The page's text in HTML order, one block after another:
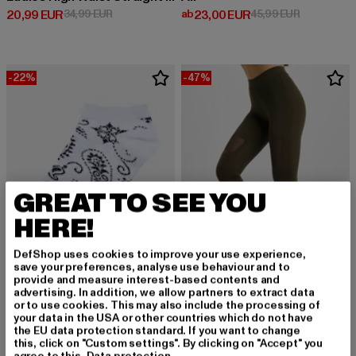
20,99 EUR
Derzeitiger Preis: 20,99 EUR
34,99 EURAktionspreis: 34,99 EUR
ab23,00 EUR
Derzeitiger Preis: ab 23,00 EUR
45,99 EUR
-22%
URBAN CLASSICS
Bandana Pattern No Show
14,03 EUR
Derzeitiger Preis: 14,03 EUR
17,99 EURAktionspreis: 17,99 EUR
-47%
URBAN CLASSICS
Tech Mesh
15,89 EUR
Derzeitiger Preis: 15,89 EUR
29,99 EURAktionspreis:
GREAT TO SEE YOU
HERE!
DefShop uses cookies to improve your use experience,
save your preferences, analyse use behaviour and to
provide and measure interest-based contents and
advertising. In addition, we allow partners to extract data
or to use cookies. This may also include the processing of
your data in the USA or other countries which do not have
the EU data protection standard. If you want to change
this, click on "Custom settings". By clicking on "Accept" you